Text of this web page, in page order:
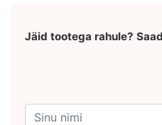
Jäid tootega rahule?